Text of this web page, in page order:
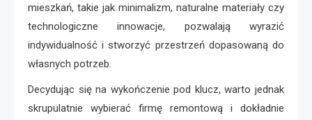
mieszkań, takie jak minimalizm, naturalne materiały czy
technologiczne innowacje, pozwalają wyrazić
indywidualność i stworzyć przestrzeń dopasowaną do
własnych potrzeb.
Decydując się na wykończenie pod klucz, warto jednak
skrupulatnie wybierać firmę remontową i dokładnie